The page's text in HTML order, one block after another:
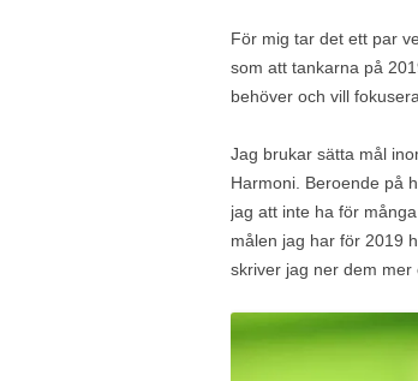
För mig tar det ett par
som att tankarna på
behöver och vill
Jag brukar sätta mål
Harmoni. Beroende på
jag att inte ha för
målen jag har för 2019
skriver jag ner dem mer